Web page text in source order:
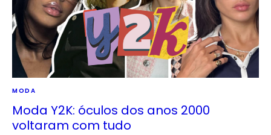
MODA
Moda Y2K: óculos dos anos 2000
voltaram com tudo